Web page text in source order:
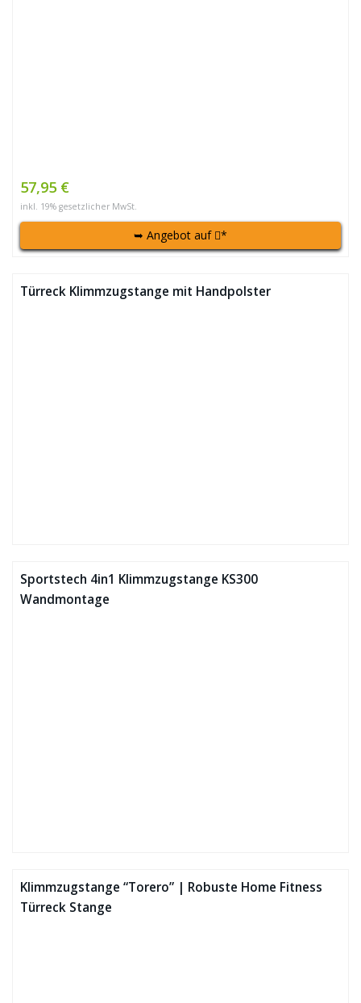
57,95 €
inkl. 19% gesetzlicher MwSt.
➥ Angebot auf *
Türreck Klimmzugstange mit Handpolster
Sportstech 4in1 Klimmzugstange KS300
Wandmontage
Klimmzugstange “Torero” | Robuste Home Fitness
Türreck Stange